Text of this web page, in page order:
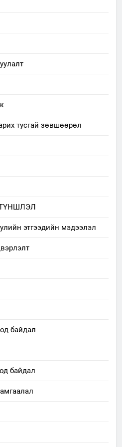
тусгай зөвшөөрөл
этгээдийн мэдээлэл
байдал
байдал
зөвлөл” аяны хүрээнд
БАЙДАЛ
ажиллагаандаа мөрдөж